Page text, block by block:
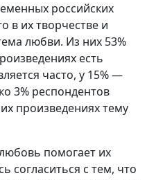
российских
в их творчестве и
любви. Из них 53%
есть
часто, у 15% —
3% респондентов
произведениях тему
помогает их
согласиться с тем, что